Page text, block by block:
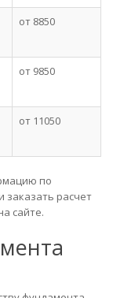
от 8850
от 9850
от 11050
по
заказать расчет
сайте.